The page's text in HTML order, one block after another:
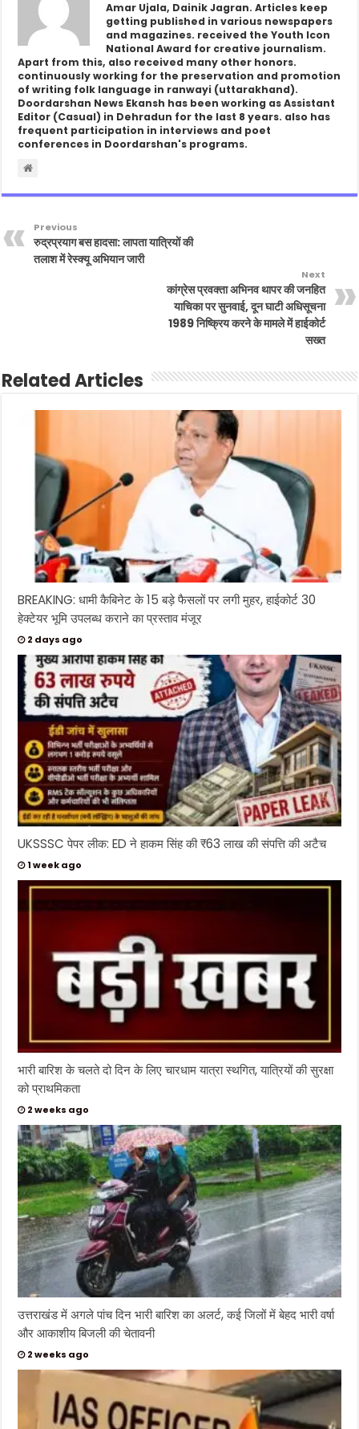
Amar Ujala, Dainik Jagran. Articles keep
getting published in various newspapers
and magazines. received the Youth Icon
National Award for creative journalism.
Apart from this, also received many other honors.
continuously working for the preservation and promotion
of writing folk language in ranwayi (uttarakhand).
Doordarshan News Ekansh has been working as Assistant
Editor (Casual) in Dehradun for the last 8 years. also has
frequent participation in interviews and poet
conferences in Doordarshan's programs.
Previous
रुद्रप्रयाग बस हादसा: लापता यात्रियों की
तलाश में रेस्क्यू अभियान जारी
Next
कांग्रेस प्रवक्ता अभिनव थापर की जनहित
याचिका पर सुनवाई, दून घाटी अधिसूचना
1989 निष्क्रिय करने के मामले में हाईकोर्ट
सख्त
Related Articles
BREAKING: धामी कैबिनेट के 15 बड़े फैसलों पर लगी मुहर, हाईकोर्ट 30
हेक्टेयर भूमि उपलब्ध कराने का प्रस्ताव मंजूर
2 days ago
UKSSSC पेपर लीक: ED ने हाकम सिंह की ₹63 लाख की संपत्ति की अटैच
1 week ago
भारी बारिश के चलते दो दिन के लिए चारधाम यात्रा स्थगित, यात्रियों की सुरक्षा
को प्राथमिकता
2 weeks ago
उत्तराखंड में अगले पांच दिन भारी बारिश का अलर्ट, कई जिलों में बेहद भारी वर्षा
और आकाशीय बिजली की चेतावनी
2 weeks ago